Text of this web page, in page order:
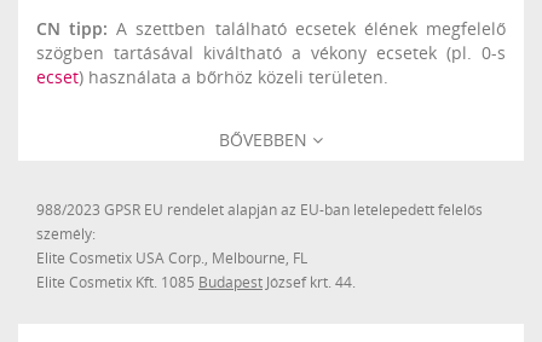
CN tipp: A szettben található ecsetek élének megfelelő
szögben tartásával kiváltható a vékony ecsetek (pl. 0-s
ecset) használata a bőrhöz közeli területen.
BŐVEBBEN
988/2023 GPSR EU rendelet alapján az EU-ban letelepedett felelős
személy:
Elite Cosmetix USA Corp., Melbourne, FL
Elite Cosmetix Kft. 1085 Budapest József krt. 44.